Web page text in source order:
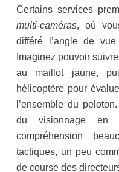
Certains services
multi-caméras, où
différé l’angle de
Imaginez pouvoir
au maillot jaune,
hélicoptère pour
l’ensemble du
du visionnage en
compréhension
tactiques, un peu
de course des